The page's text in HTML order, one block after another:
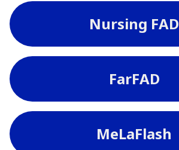
Nursing FAD
FarFAD
MeLaFlash